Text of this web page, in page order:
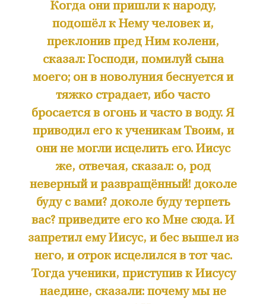
Когда они пришли к народу,
подошёл к Нему человек и,
преклонив пред Ним колени,
сказал: Господи, помилуй сына
моего; он в новолуния беснуется и
тяжко страдает, ибо часто
бросается в огонь и часто в воду. Я
приводил его к ученикам Твоим, и
они не могли исцелить его. Иисус
же, отвечая, сказал: о, род
неверный и развращённый! доколе
буду с вами? доколе буду терпеть
вас? приведите его ко Мне сюда. И
запретил ему Иисус, и бес вышел из
него, и отрок исцелился в тот час.
Тогда ученики, приступив к Иисусу
наедине, сказали: почему мы не